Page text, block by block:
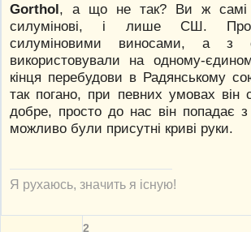
Gorthol, а що не так? Ви ж самі
силумінові, і лише СШ.
силуміновими виносами, а з
використовували на одному-
кінця перебудови в Радянському
так погано, при певних умовах він
добре, просто до нас він попадає з
можливо були присутні криві руки.
Я рухаюсь, значить я існую!
2